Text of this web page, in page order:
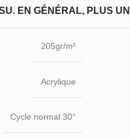
EN GÉNÉRAL, PLUS
205gr/m²
Acrylique
Cycle normal 30°